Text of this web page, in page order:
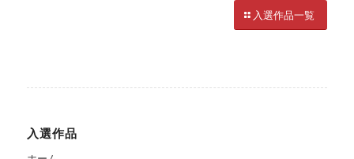
入選作品一覧
入選作品